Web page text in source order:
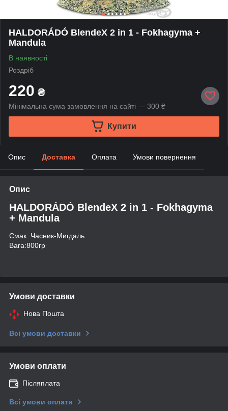
HALDORÁDÓ BlendeX 2 in 1 - Fokhagyma +
Mandula
В наявності
Роздріб
220 ₴
Мінімальна сума замовлення на сайті — 300 ₴
Купити
Опис Доставка Оплата Умови повернення
Опис
HALDORÁDÓ BlendeX 2 in 1 - Fokhagyma
+ Mandula
Смак: Часник-Мигдаль
Вага:800гр
Умови доставки
Нова Пошта
Всі умови доставки
Умови оплати
Післяплата
Всі умови оплати